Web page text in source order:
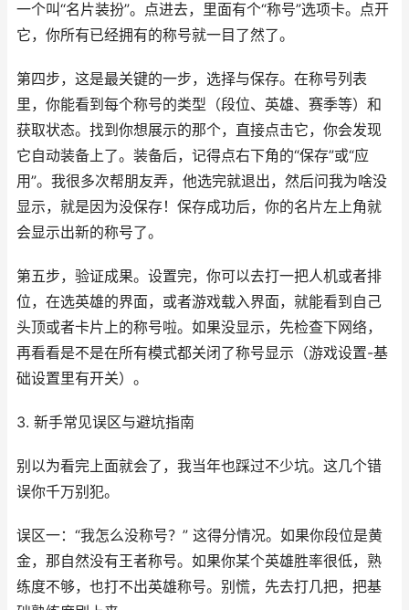
一个叫“名片装扮”。点进去，里面有个“称号”选项卡。点开
它，你所有已经拥有的称号就一目了然了。
第四步，这是最关键的一步，选择与保存。在称号列表
里，你能看到每个称号的类型（段位、英雄、赛季等）和
获取状态。找到你想展示的那个，直接点击它，你会发现
它自动装备上了。装备后，记得点右下角的“保存”或“应
用”。我很多次帮朋友弄，他选完就退出，然后问我为啥没
显示，就是因为没保存！保存成功后，你的名片左上角就
会显示出新的称号了。
第五步，验证成果。设置完，你可以去打一把人机或者排
位，在选英雄的界面，或者游戏载入界面，就能看到自己
头顶或者卡片上的称号啦。如果没显示，先检查下网络，
再看看是不是在所有模式都关闭了称号显示（游戏设置-基
础设置里有开关）。
3. 新手常见误区与避坑指南
别以为看完上面就会了，我当年也踩过不少坑。这几个错
误你千万别犯。
误区一：“我怎么没称号？” 这得分情况。如果你段位是黄
金，那自然没有王者称号。如果你某个英雄胜率很低，熟
练度不够，也打不出英雄称号。别慌，先去打几把，把基